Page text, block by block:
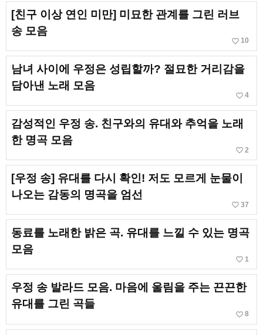
[친구 이상 연인 미만] 미묘한 관계를 그린 러브
송 모음
favorite_border 10
남녀 사이에 우정은 성립할까? 절묘한 거리감을
담아낸 노래 모음
favorite_border 4
감성적인 우정 송. 친구와의 유대와 추억을 노래
한 명곡 모음
favorite_border 2
[우정 송] 유대를 다시 확인! 저도 모르게 눈물이
나오는 감동의 명곡을 엄선
favorite_border 37
동료를 노래한 밝은 곡. 유대를 느낄 수 있는 명곡
모음
favorite_border 1
우정 송 발라드 모음. 마음에 울림을 주는 끈끈한
유대를 그린 곡들
favorite_border 8